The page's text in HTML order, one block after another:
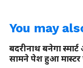
You may
बदरीनाथ बनेगा
सामने पेश हुआ मास्टर